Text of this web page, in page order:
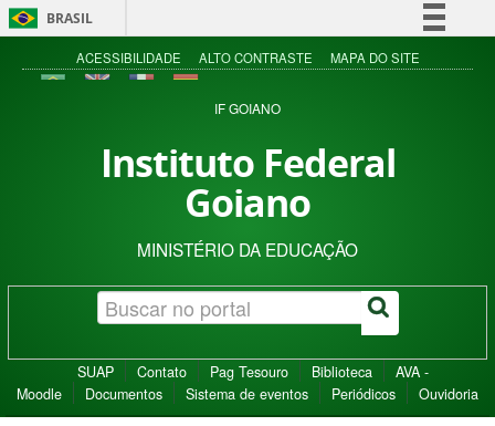
BRASIL
Simplifique!
Acesso à informação
ACESSIBILIDADE ALTO CONTRASTE MAPA DO SITE
IF GOIANO
Instituto Federal
Goiano
MINISTÉRIO DA EDUCAÇÃO
SUAP Contato Pag Tesouro Biblioteca
AVA -
Moodle
Documentos Sistema de eventos Periódicos Ouvidoria